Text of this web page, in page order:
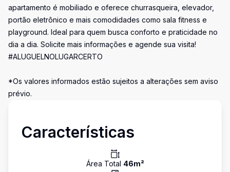
apartamento é mobiliado e oferece churrasqueira, elevador,
portão eletrônico e mais comodidades como sala fitness e
playground. Ideal para quem busca conforto e praticidade no
dia a dia. Solicite mais informações e agende sua visita!
#ALUGUELNOLUGARCERTO
*Os valores informados estão sujeitos a alterações sem aviso
prévio.
Características
Área Total 46m²